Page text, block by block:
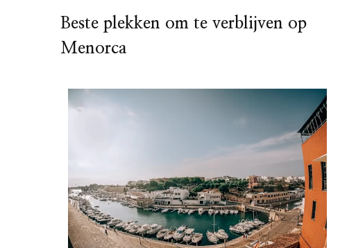
Beste plekken om te verblijven op
Menorca